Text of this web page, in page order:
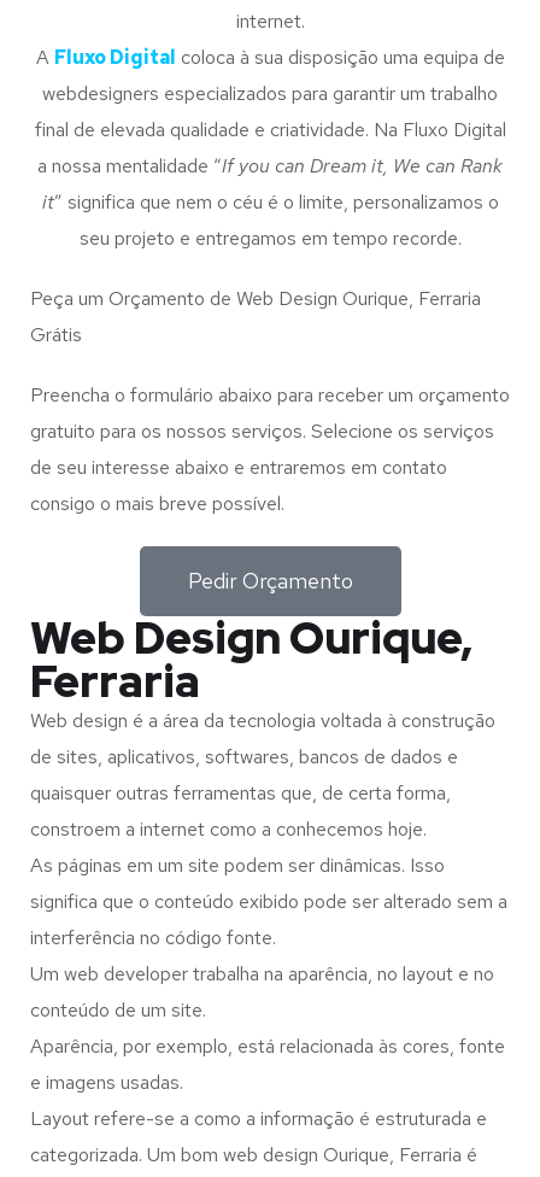
internet.
A Fluxo Digital coloca à sua disposição uma equipa de
webdesigners especializados para garantir um trabalho
final de elevada qualidade e criatividade. Na Fluxo Digital
a nossa mentalidade “If you can Dream it, We can Rank
it” significa que nem o céu é o limite, personalizamos o
seu projeto e entregamos em tempo recorde.
Peça um Orçamento de Web Design Ourique, Ferraria
Grátis
Preencha o formulário abaixo para receber um orçamento
gratuito para os nossos serviços. Selecione os serviços
de seu interesse abaixo e entraremos em contato
consigo o mais breve possível.
Pedir Orçamento
Web Design Ourique,
Ferraria
Web design é a área da tecnologia voltada à construção
de sites, aplicativos, softwares, bancos de dados e
quaisquer outras ferramentas que, de certa forma,
constroem a internet como a conhecemos hoje.
As páginas em um site podem ser dinâmicas. Isso
significa que o conteúdo exibido pode ser alterado sem a
interferência no código fonte.
Um web developer trabalha na aparência, no layout e no
conteúdo de um site.
Aparência, por exemplo, está relacionada às cores, fonte
e imagens usadas.
Layout refere-se a como a informação é estruturada e
categorizada. Um bom web design Ourique, Ferraria é